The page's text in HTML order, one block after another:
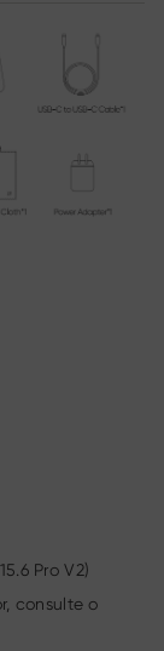
Pro V2)
consulte o